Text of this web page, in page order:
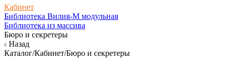
Кабинет
Библиотека Вилия-М модульная
Библиотека из массива
Бюро и секретеры
Назад
Каталог/Кабинет/Бюро и секретеры